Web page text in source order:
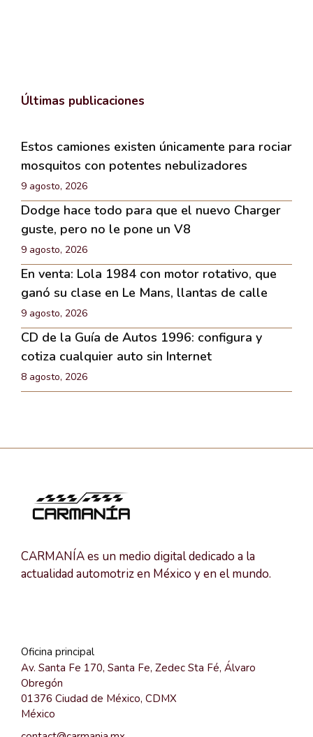
Últimas publicaciones
Estos camiones existen únicamente para rociar
mosquitos con potentes nebulizadores
9 agosto, 2026
Dodge hace todo para que el nuevo Charger
guste, pero no le pone un V8
9 agosto, 2026
En venta: Lola 1984 con motor rotativo, que
ganó su clase en Le Mans, llantas de calle
9 agosto, 2026
CD de la Guía de Autos 1996: configura y
cotiza cualquier auto sin Internet
8 agosto, 2026
CARMANÍA es un medio digital dedicado a la
actualidad automotriz en México y en el mundo.
Oficina principal
Av. Santa Fe 170, Santa Fe, Zedec Sta Fé, Álvaro
Obregón
01376 Ciudad de México, CDMX
México